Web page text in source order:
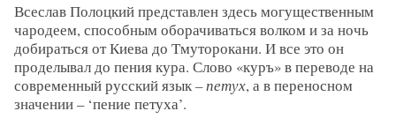
Всеслав Полоцкий представлен здесь могущественным
чародеем, способным оборачиваться волком и за ночь
добираться от Киева до Тмуторокани. И все это он
проделывал до пения кура. Слово «куръ» в переводе на
современный русский язык– петух, а в переносном
значении – ‘пение петуха’.